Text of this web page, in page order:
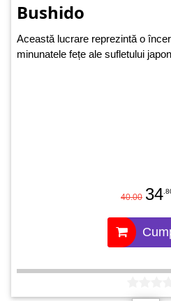
Bushido
Această lucrare reprezintă o
minunatele fețe ale sufletului
40.00 34